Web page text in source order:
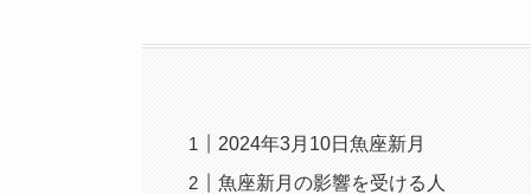
2024年3月10日魚座新月
魚座新月の影響を受ける人